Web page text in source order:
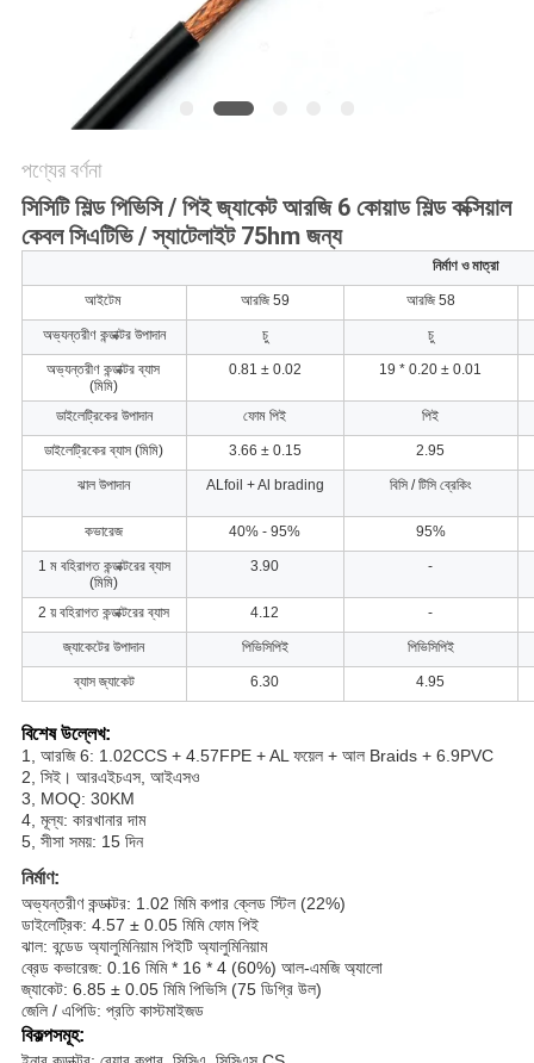
পণ্যের বর্ণনা
সিসিটি শিল্ড পিভিসি / পিই জ্যাকেট আরজি 6 কোয়াড শিল্ড কক্সিয়াল
কেবল সিএটিভি / স্যাটেলাইট 75hm জন্য
নির্মাণ ও মাত্রা
আইটেম আরজি 59 আরজি 58
অভ্যন্তরীণ কন্ডাক্টর উপাদান চু চু
অভ্যন্তরীণ কন্ডাক্টর ব্যাস
(মিমি)
0.81 ± 0.02 19 * 0.20 ± 0.01
ডাইলেট্রিকের উপাদান ফোম পিই পিই
ডাইলেট্রিকের ব্যাস (মিমি) 3.66 ± 0.15 2.95
ঝাল উপাদান ALfoil + Al brading বিসি / টিসি ব্রেকিং
কভারেজ 40% - 95% 95%
1 ম বহিরাগত কন্ডাক্টরের ব্যাস
(মিমি)
3.90 -
2 য় বহিরাগত কন্ডাক্টরের ব্যাস 4.12 -
জ্যাকেটের উপাদান পিভিসিপিই পিভিসিপিই
ব্যাস জ্যাকেট 6.30 4.95
বিশেষ উল্লেখ:
1, আরজি 6: 1.02CCS + 4.57FPE + AL ফয়েল + আল Braids + 6.9PVC
2, সিই। আরএইচএস, আইএসও
3, MOQ: 30KM
4, মূল্য: কারখানার দাম
5, সীসা সময়: 15 দিন
নির্মাণ:
অভ্যন্তরীণ কন্ডাক্টর: 1.02 মিমি কপার ক্লেড স্টিল (22%)
ডাইলেট্রিক: 4.57 ± 0.05 মিমি ফোম পিই
ঝাল: বন্ডেড অ্যালুমিনিয়াম পিইটি অ্যালুমিনিয়াম
ব্রেড কভারেজ: 0.16 মিমি * 16 * 4 (60%) আল-এমজি অ্যালো
জ্যাকেট: 6.85 ± 0.05 মিমি পিভিসি (75 ডিগ্রি উল)
জেলি / এপিডি: প্রতি কাস্টমাইজড
বিকল্পসমূহ: